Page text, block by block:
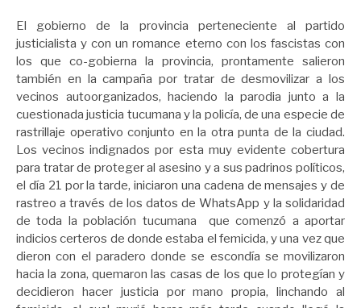
El gobierno de la provincia perteneciente al partido
justicialista y con un romance eterno con los fascistas con
los que co-gobierna la provincia, prontamente salieron
también en la campaña por tratar de desmovilizar a los
vecinos autoorganizados, haciendo la parodia junto a la
cuestionada justicia tucumana y la policía, de una especie de
rastrillaje operativo conjunto en la otra punta de la ciudad.
Los vecinos indignados por esta muy evidente cobertura
para tratar de proteger al asesino y a sus padrinos políticos,
el día 21 por la tarde, iniciaron una cadena de mensajes y de
rastreo a través de los datos de WhatsApp y la solidaridad
de toda la población tucumana que comenzó a aportar
indicios certeros de donde estaba el femicida, y una vez que
dieron con el paradero donde se escondía se movilizaron
hacia la zona, quemaron las casas de los que lo protegían y
decidieron hacer justicia por mano propia, linchando al